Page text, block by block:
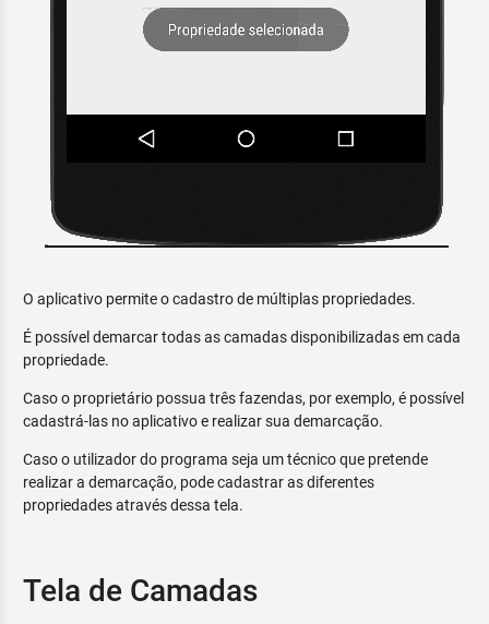
O aplicativo permite o cadastro de múltiplas propriedades.
É possível demarcar todas as camadas disponibilizadas em cada
propriedade.
Caso o proprietário possua três fazendas, por exemplo, é possível
cadastrá-las no aplicativo e realizar sua demarcação.
Caso o utilizador do programa seja um técnico que pretende
realizar a demarcação, pode cadastrar as diferentes
propriedades através dessa tela.
Tela de Camadas